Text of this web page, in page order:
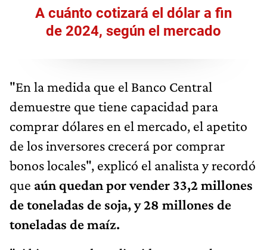
A cuánto cotizará el dólar a fin
de 2024, según el mercado
"En la medida que el Banco Central
demuestre que tiene capacidad para
comprar dólares en el mercado, el apetito
de los inversores crecerá por comprar
bonos locales", explicó el analista y recordó
que aún quedan por vender 33,2 millones
de toneladas de soja, y 28 millones de
toneladas de maíz.